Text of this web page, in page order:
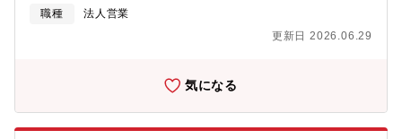
的な業務】・理事会・総会の準備・議事録の作成・設備の日常保
との打ち合わせ、指導居住者のコミュニティづくりのサポート
応・その他、上記に関連する業務全般 など▼業務の魅力フロント
業務に専念できる社内には、その物件の修繕担当、組合の会計担
当、リプレイス営業担当がいるため、フロント業務に集中できる
環境です。また、「他の部門担当者との情報が共有されない…」
職種
法人営業
更新日 2026.06.29
気になる